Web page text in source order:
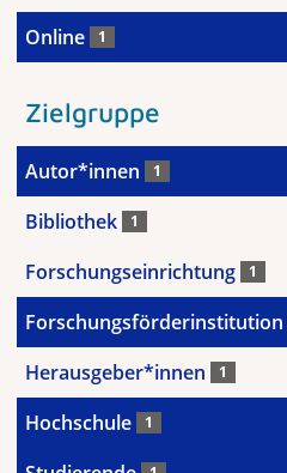
Online 1
Zielgruppe
Autor*innen 1
Bibliothek 1
Forschungseinrichtung 1
Forschungsförderinstitution
Herausgeber*innen 1
Hochschule 1